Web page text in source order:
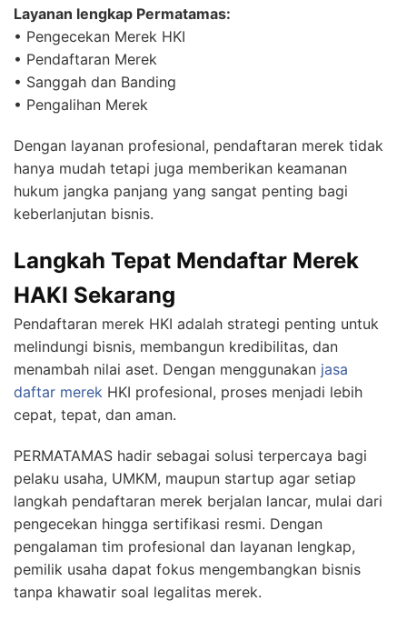
Layanan lengkap Permatamas:
• Pengecekan Merek HKI
• Pendaftaran Merek
• Sanggah dan Banding
• Pengalihan Merek
Dengan layanan profesional, pendaftaran merek tidak
hanya mudah tetapi juga memberikan keamanan
hukum jangka panjang yang sangat penting bagi
keberlanjutan bisnis.
Langkah Tepat Mendaftar Merek
HAKI Sekarang
Pendaftaran merek HKI adalah strategi penting untuk
melindungi bisnis, membangun kredibilitas, dan
menambah nilai aset. Dengan menggunakan jasa
daftar merek HKI profesional, proses menjadi lebih
cepat, tepat, dan aman.
PERMATAMAS hadir sebagai solusi terpercaya bagi
pelaku usaha, UMKM, maupun startup agar setiap
langkah pendaftaran merek berjalan lancar, mulai dari
pengecekan hingga sertifikasi resmi. Dengan
pengalaman tim profesional dan layanan lengkap,
pemilik usaha dapat fokus mengembangkan bisnis
tanpa khawatir soal legalitas merek.